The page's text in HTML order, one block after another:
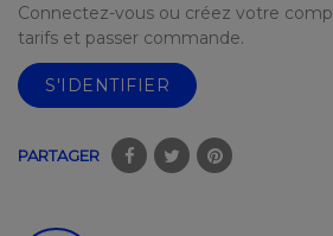
Connectez-vous ou créez votre
tarifs et passer commande.
S'IDENTIFIER
PARTAGER